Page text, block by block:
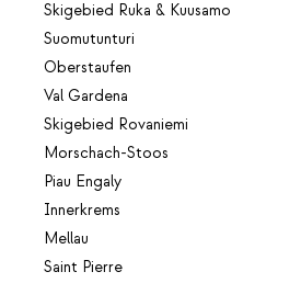
Skigebied Ruka & Kuusamo
Suomutunturi
Oberstaufen
Val Gardena
Skigebied Rovaniemi
Morschach-Stoos
Piau Engaly
Innerkrems
Mellau
Saint Pierre